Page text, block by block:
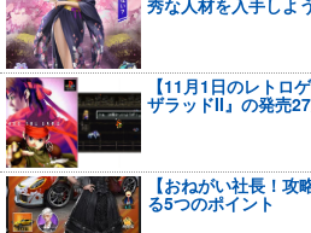
【11月1日のレトロ
ザラッドII』の発売
【おねがい社長！
る5つのポイント